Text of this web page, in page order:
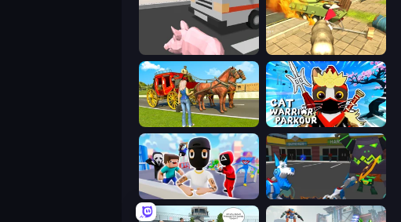
Crazy Pig Simulator Wild Animal Zoo City Simulator
Horse Cart Transport Taxi Game Cat Warrior Parkour
Robot Dog City Simulator